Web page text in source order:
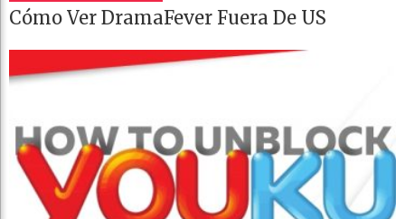
Cómo Ver DramaFever Fuera De US